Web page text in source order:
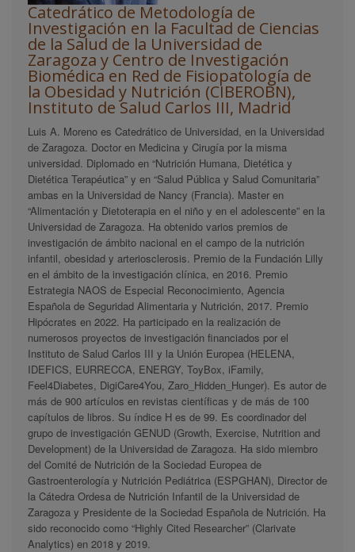
Catedrático de Metodología de
Investigación en la Facultad de Ciencias
de la Salud de la Universidad de
Zaragoza y Centro de Investigación
Biomédica en Red de Fisiopatología de
la Obesidad y Nutrición (CIBEROBN),
Instituto de Salud Carlos III, Madrid
Luis A. Moreno es Catedrático de Universidad, en la Universidad
de Zaragoza. Doctor en Medicina y Cirugía por la misma
universidad. Diplomado en “Nutrición Humana, Dietética y
Dietética Terapéutica” y en “Salud Pública y Salud Comunitaria”
ambas en la Universidad de Nancy (Francia). Master en
“Alimentación y Dietoterapia en el niño y en el adolescente” en la
Universidad de Zaragoza. Ha obtenido varios premios de
investigación de ámbito nacional en el campo de la nutrición
infantil, obesidad y arteriosclerosis. Premio de la Fundación Lilly
en el ámbito de la investigación clínica, en 2016. Premio
Estrategia NAOS de Especial Reconocimiento, Agencia
Española de Seguridad Alimentaria y Nutrición, 2017. Premio
Hipócrates en 2022. Ha participado en la realización de
numerosos proyectos de investigación financiados por el
Instituto de Salud Carlos III y la Unión Europea (HELENA,
IDEFICS, EURRECCA, ENERGY, ToyBox, iFamily,
Feel4Diabetes, DigiCare4You, Zaro_Hidden_Hunger). Es autor de
más de 900 artículos en revistas científicas y de más de 100
capítulos de libros. Su índice H es de 99. Es coordinador del
grupo de investigación GENUD (Growth, Exercise, Nutrition and
Development) de la Universidad de Zaragoza. Ha sido miembro
del Comité de Nutrición de la Sociedad Europea de
Gastroenterología y Nutrición Pediátrica (ESPGHAN), Director de
la Cátedra Ordesa de Nutrición Infantil de la Universidad de
Zaragoza y Presidente de la Sociedad Española de Nutrición. Ha
sido reconocido como “Highly Cited Researcher” (Clarivate
Analytics) en 2018 y 2019.